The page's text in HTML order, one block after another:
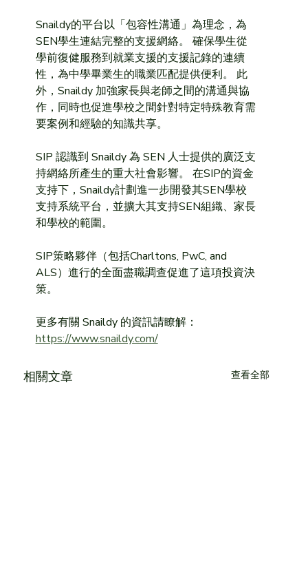
Snaildy的平台以「包容性溝通」為理念，為
SEN學生連結完整的支援網絡。 確保學生從
學前復健服務到就業支援的支援記錄的連續
性，為中學畢業生的職業匹配提供便利。 此
外，Snaildy 加強家長與老師之間的溝通與協
作，同時也促進學校之間針對特定特殊教育需
要案例和經驗的知識共享。
SIP 認識到 Snaildy 為 SEN 人士提供的廣泛支
持網絡所產生的重大社會影響。 在SIP的資金
支持下，Snaildy計劃進一步開發其SEN學校
支持系統平台，並擴大其支持SEN組織、家長
和學校的範圍。
SIP策略夥伴（包括Charltons, PwC, and
ALS）進行的全面盡職調查促進了這項投資決
策。
更多有關 Snaildy 的資訊請瞭解：
https://www.snaildy.com/
相關文章 查看全部